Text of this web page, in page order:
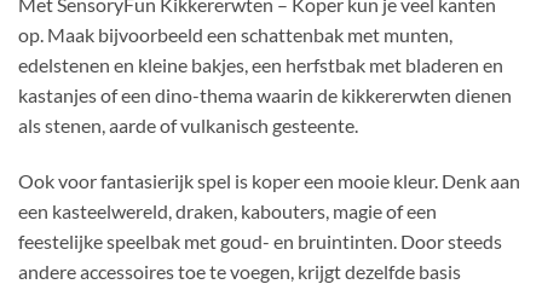
op. Maak bijvoorbeeld een schattenbak met munten,
edelstenen en kleine bakjes, een herfstbak met bladeren en
kastanjes of een dino-thema waarin de kikkererwten dienen
als stenen, aarde of vulkanisch gesteente.
Ook voor fantasierijk spel is koper een mooie kleur. Denk aan
een kasteelwereld, draken, kabouters, magie of een
feestelijke speelbak met goud- en bruintinten. Door steeds
andere accessoires toe te voegen, krijgt dezelfde basis